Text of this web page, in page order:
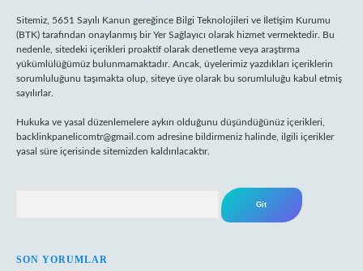
Sitemiz, 5651 Sayılı Kanun gereğince Bilgi Teknolojileri ve İletişim Kurumu
(BTK) tarafından onaylanmış bir Yer Sağlayıcı olarak hizmet vermektedir. Bu
nedenle, sitedeki içerikleri proaktif olarak denetleme veya araştırma
yükümlülüğümüz bulunmamaktadır. Ancak, üyelerimiz yazdıkları içeriklerin
sorumluluğunu taşımakta olup, siteye üye olarak bu sorumluluğu kabul etmiş
sayılırlar.
Hukuka ve yasal düzenlemelere aykırı olduğunu düşündüğünüz içerikleri,
backlinkpanelicomtr@gmail.com adresine bildirmeniz halinde, ilgili içerikler
yasal süre içerisinde sitemizden kaldırılacaktır.
SON YORUMLAR